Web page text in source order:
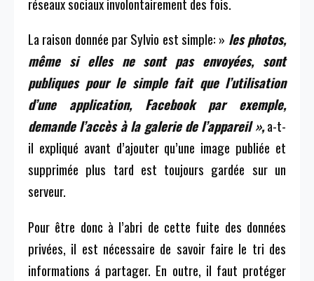
La raison donnée par Sylvio est simple: » les photos,
même si elles ne sont pas envoyées, sont
publiques pour le simple fait que l’utilisation
d’une application, Facebook par exemple,
demande l’accès à la galerie de l’appareil »,a-t-
il expliqué avant d’ajouter qu’une image publiée et
supprimée plus tard est toujours gardée sur un
serveur.
Pour être donc à l’abri de cette fuite des données
privées, il est nécessaire de savoir faire le tri des
informations á partager. En outre, il faut protéger